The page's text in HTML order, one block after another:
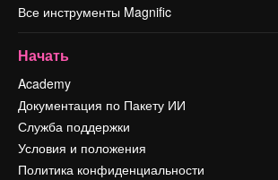
Все инструменты Magnific
Начать
Academy
Документация по Пакету ИИ
Служба поддержки
Условия и положения
Политика конфиденциальности